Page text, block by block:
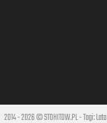
2014 - 2026 © STOHITOW.PL - Tagi: